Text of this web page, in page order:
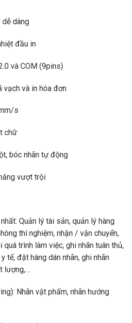
dàng
đầu in
và COM (9pins)
vạch và in hóa đơn
s
chữ
bóc nhãn tự động
vượt trội
Quản lý tài sản, quản lý hàng
thí nghiệm, nhận / vận chuyển,
trình làm việc, ghi nhãn tuân thủ,
tế, đặt hàng dán nhãn, ghi nhãn
lượng,…
Nhãn vật phẩm, nhãn hướng